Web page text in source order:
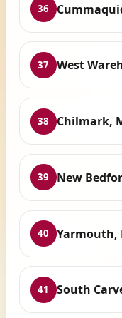
36
37 West
38 Chilmark,
39 New
40 Yarmouth,
41 South